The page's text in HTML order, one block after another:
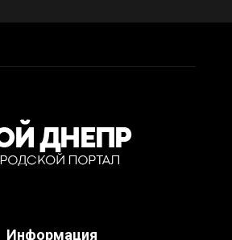
Информация